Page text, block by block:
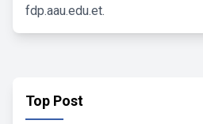
fdp.aau.edu.et.
Top Post